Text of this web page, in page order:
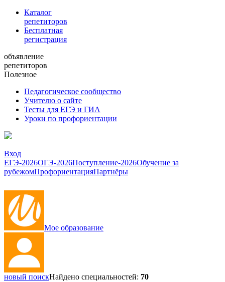
Каталог
репетиторов
Бесплатная
регистрация
объявление
репетиторов
Полезное
Педагогическое сообщество
Учителю о сайте
Тесты для ЕГЭ и ГИА
Уроки по профориентации
Вход
ЕГЭ-2026ОГЭ-2026Поступление-2026Обучение за
рубежомПрофориентацияПартнёры
Мое образование
новый поискНайдено специальностей: 70